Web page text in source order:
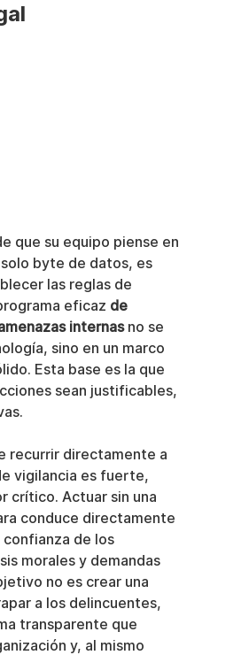
que su equipo piense en
byte de datos, es
las reglas de
eficaz de
internas no se
sino en un marco
Esta base es la que
sean justificables,
recurrir directamente a
vigilancia es fuerte,
crítico. Actuar sin una
conduce directamente
de los
morales y demandas
no es crear una
a los delincuentes,
transparente que
y, al mismo